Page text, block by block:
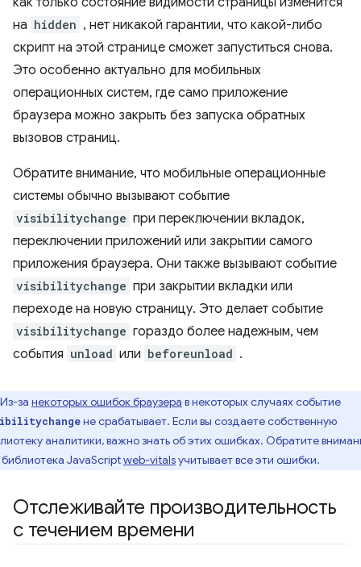
на hidden , нет никакой гарантии, что какой-либо
скрипт на этой странице сможет запуститься снова.
Это особенно актуально для мобильных
операционных систем, где само приложение
браузера можно закрыть без запуска обратных
вызовов страниц.
Обратите внимание, что мобильные операционные
системы обычно вызывают событие
visibilitychange при переключении вкладок,
переключении приложений или закрытии самого
приложения браузера. Они также вызывают событие
visibilitychange при закрытии вкладки или
переходе на новую страницу. Это делает событие
visibilitychange гораздо более надежным, чем
события unload или beforeunload .
Из-за некоторых ошибок браузера в некоторых случаях событие
не срабатывает. Если вы создаете собственную
аналитики, важно знать об этих ошибках. Обратите
JavaScriptweb-vitalsучитывает все эти ошибки.
Отслеживайте производительность
с течением времени